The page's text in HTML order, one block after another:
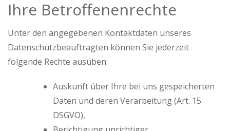
Ihre Betroffenenrechte
Unter den angegebenen Kontaktdaten unseres
Datenschutzbeauftragten können Sie jederzeit
folgende Rechte ausüben:
Auskunft über Ihre bei uns gespeicherten
Daten und deren Verarbeitung (Art. 15
DSGVO),